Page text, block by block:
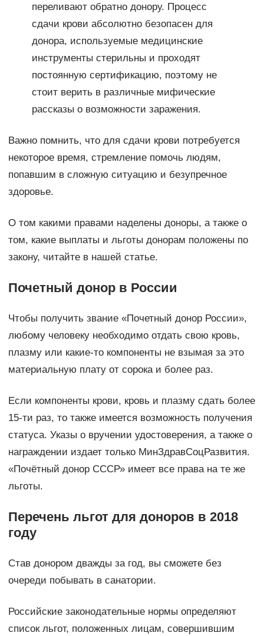
переливают обратно донору. Процесс
сдачи крови абсолютно безопасен для
донора, используемые медицинские
инструменты стерильны и проходят
постоянную сертификацию, поэтому не
стоит верить в различные мифические
рассказы о возможности заражения.
Важно помнить, что для сдачи крови потребуется
некоторое время, стремление помочь людям,
попавшим в сложную ситуацию и безупречное
здоровье.
О том какими правами наделены доноры, а также о
том, какие выплаты и льготы донорам положены по
закону, читайте в нашей статье.
Почетный донор в России
Чтобы получить звание «Почетный донор России»,
любому человеку необходимо отдать свою кровь,
плазму или какие-то компоненты не взымая за это
материальную плату от сорока и более раз.
Если компоненты крови, кровь и плазму сдать более
15-ти раз, то также имеется возможность получения
статуса. Указы о вручении удостоверения, а также о
награждении издает только МинЗдравСоцРазвития.
«Почётный донор СССР» имеет все права на те же
льготы.
Перечень льгот для доноров в 2018
году
Став донором дважды за год, вы сможете без
очереди побывать в санатории.
Российские законодательные нормы определяют
список льгот, положенных лицам, совершившим